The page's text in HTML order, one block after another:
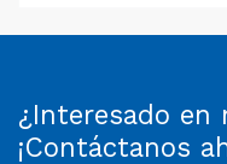
¿Interesado
¡Contáctanos